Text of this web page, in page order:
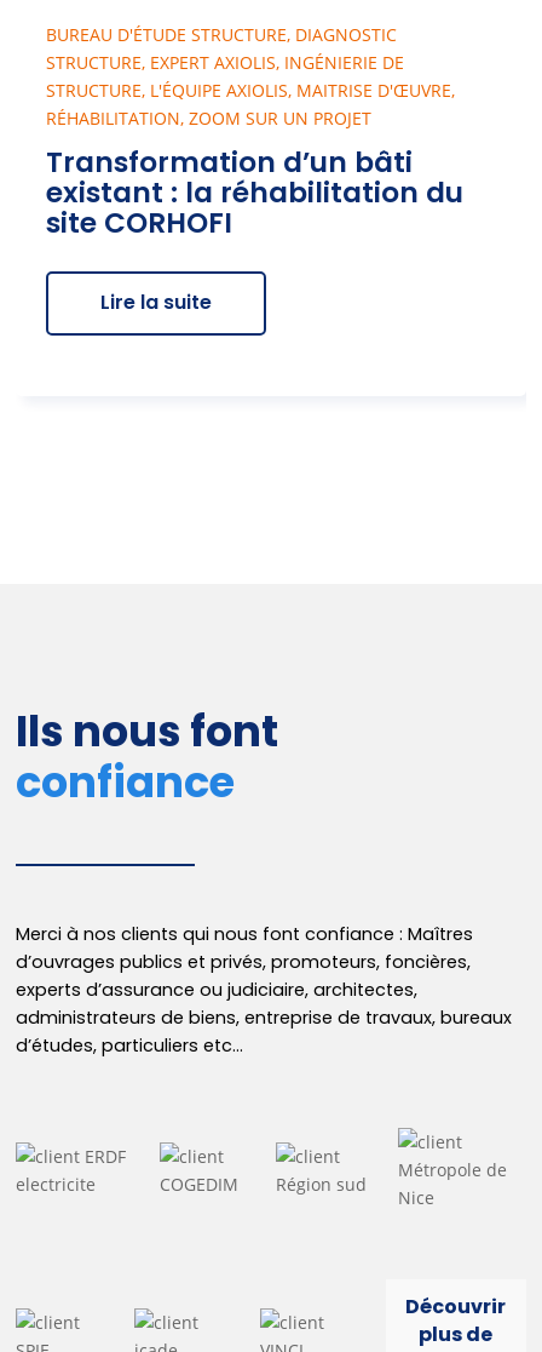
BUREAU D'ÉTUDE STRUCTURE, DIAGNOSTIC
STRUCTURE, EXPERT AXIOLIS, INGÉNIERIE DE
STRUCTURE, L'ÉQUIPE AXIOLIS, MAITRISE D'ŒUVRE,
RÉHABILITATION,ZOOM SUR UN PROJET
Transformation d’un bâti
existant : la réhabilitation du
site CORHOFI
Lire la suite
Ils nous font
confiance
Merci à nos clients qui nous font confiance : Maîtres
d’ouvrages publics et privés, promoteurs, foncières,
experts d’assurance ou judiciaire, architectes,
administrateurs de biens, entreprise de travaux, bureaux
d’études, particuliers etc…
Découvrir
plus de